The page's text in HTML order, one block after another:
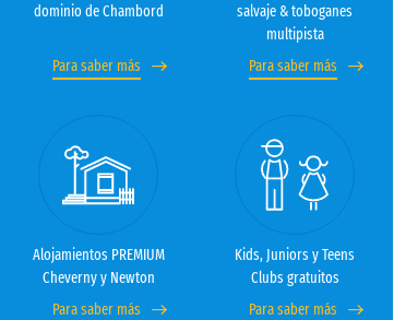
dominio de Chambord
Para saber más
salvaje & toboganes
multipista
Para saber más
Alojamientos PREMIUM
Cheverny y Newton
Para saber más
Kids, Juniors y Teens
Clubs gratuitos
Para saber más